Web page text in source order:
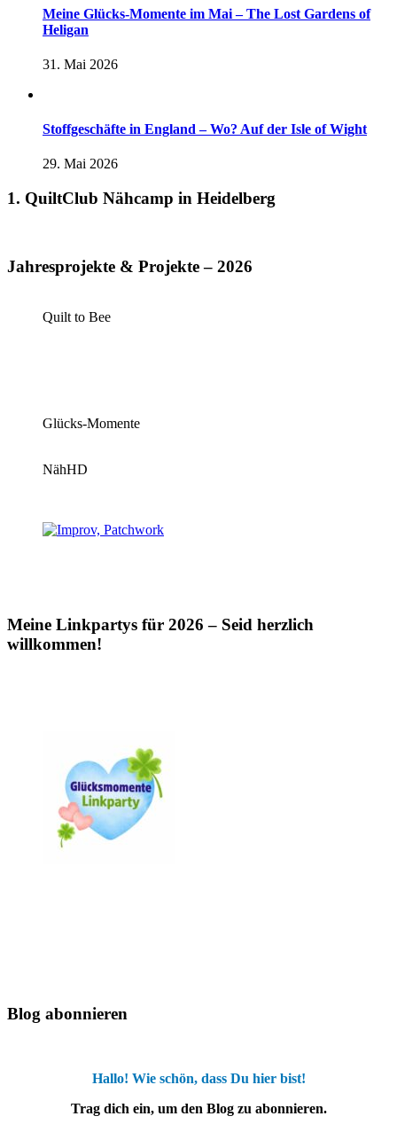
Meine Glücks-Momente im Mai – The Lost Gardens of
Heligan
31. Mai 2026
Stoffgeschäfte in England – Wo? Auf der Isle of Wight
29. Mai 2026
1. QuiltClub Nähcamp in Heidelberg
Jahresprojekte & Projekte – 2026
Quilt to Bee
Glücks-Momente
NähHD
Meine Linkpartys für 2026 – Seid herzlich
willkommen!
Blog abonnieren
Hallo! Wie schön, dass Du hier bist!
Trag dich ein, um den Blog zu abonnieren.